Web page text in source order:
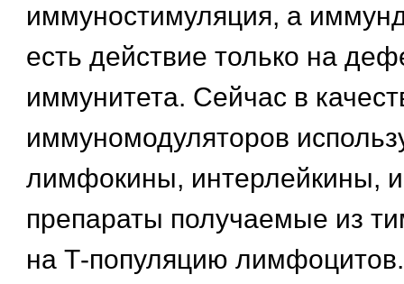
иммуностимуляция, а
есть действие только на
иммунитета. Сейчас в
иммуномодуляторов
лимфокины, интерлейкины,
препараты получаемые из
на Т-популяцию